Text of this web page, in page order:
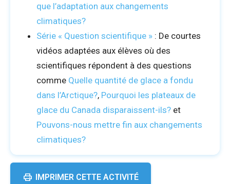
que l’adaptation aux changements
climatiques?
Série « Question scientifique » : De courtes
vidéos adaptées aux élèves où des
scientifiques répondent à des questions
comme Quelle quantité de glace a fondu
dans l’Arctique?, Pourquoi les plateaux de
glace du Canada disparaissent-ils? et
Pouvons-nous mettre fin aux changements
climatiques?
IMPRIMER CETTE ACTIVITÉ